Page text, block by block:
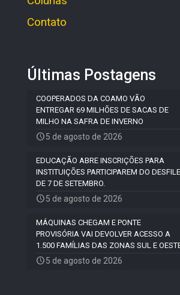
Contato
Últimas Postagens
COOPERADOS DA COAMO VÃO
ENTREGAR 69 MILHÕES DE SACAS DE
MILHO NA SAFRA DE INVERNO
5 de agosto de 2026
EDUCAÇÃO ABRE INSCRIÇÕES PARA
INSTITUIÇÕES PARTICIPAREM DO DESFILE
DE 7 DE SETEMBRO.
5 de agosto de 2026
MÁQUINAS CHEGAM E PONTE
PROVISÓRIA VAI DEVOLVER ACESSO A
1.500 FAMÍLIAS DAS ZONAS SUL E
5 de agosto de 2026